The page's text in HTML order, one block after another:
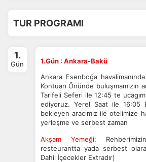
TUR PROGRAMI
1.
Gün
1.Gün : Ankara-Bakü
Ankara Esenboğa
Kontuarı Önünde buluşmamızın
Tarifeli Seferi ile 12:45 te
ediyoruz. Yerel Saat ile 16:05
bekleyen aracımız ile otelimize
yerleşme ve serbest zaman
Akşam Yemeği:
resteurantta yada serbest
Dahil İçecekler Extradır)